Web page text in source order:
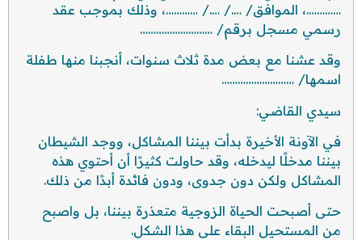
………….، الموافق/ …./ …./ …………، وذلك بموجب عقد
رسمي مسجل برقم/ ………………………
وقد عشنا مع بعض مدة ثلاث سنوات، أنجبنا منها طفلة
اسمها/ ………………………
سيدي القاضي:
في الآونة الأخيرة بدأت بيننا المشاكل، ووجد الشيطان
بيننا مدخلًا ليدخله، وقد حاولت كثيرًا أن أحتوي هذه
المشاكل ولكن دون جدوى، ودون فائدة أبدًا من ذلك.
حتى أصبحت الحياة الزوجية متعذرة بيننا، بل واصبح
من المستحيل البقاء على هذا الشكل.